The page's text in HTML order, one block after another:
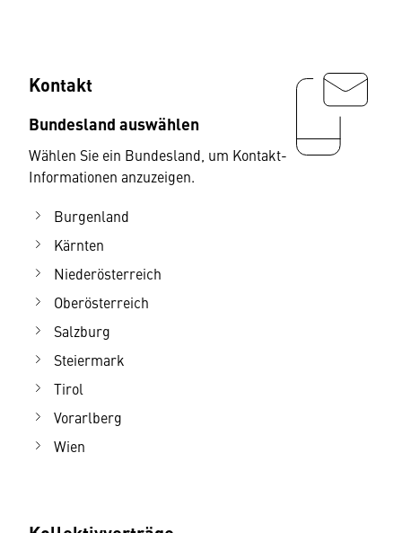
Kontakt
Bundesland auswählen
Wählen Sie ein Bundesland, um Kontakt-
Informationen anzuzeigen.
Burgenland
Kärnten
Niederösterreich
Oberösterreich
Salzburg
Steiermark
Tirol
Vorarlberg
Wien